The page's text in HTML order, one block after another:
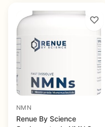
NMN
Renue By Science